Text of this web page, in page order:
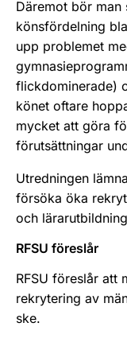
Däremot bör man
könsfördelning
upp problemet
flickdominerade)
könet oftare
mycket att göra
förutsättningar
Utredningen
försöka öka
och
RFSU föreslår
RFSU föreslår att
rekrytering av
ske.